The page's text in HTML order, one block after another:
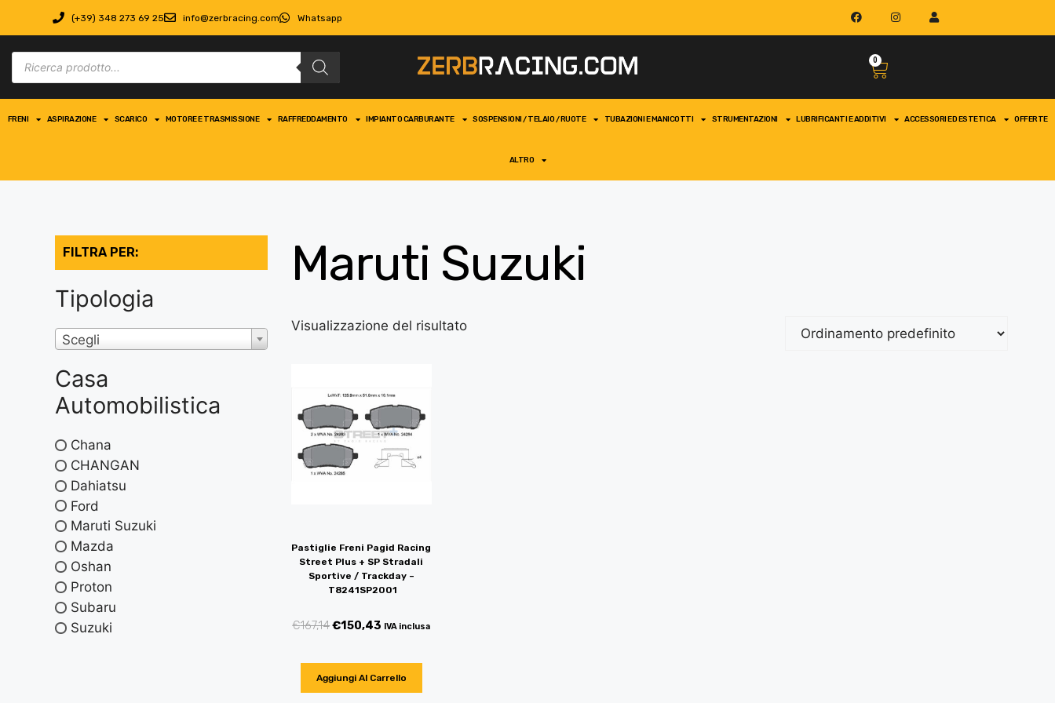
(+39) 348 273 69 25 info@zerbracing.com Whatsapp
0
FRENI ASPIRAZIONE SCARICO MOTORE E TRASMISSIONE RAFFREDDAMENTO IMPIANTO CARBURANTE SOSPENSIONI / TELAIO / RUOTE TUBAZIONI E MANICOTTI STRUMENTAZIONI LUBRIFICANTI E ADDITIVI ACCESSORI ED ESTETICA OFFERTE
ALTRO
FILTRA PER:
Tipologia
Scegli
Casa
Automobilistica
Chana
CHANGAN
Dahiatsu
Ford
Maruti Suzuki
Mazda
Oshan
Proton
Subaru
Suzuki
Maruti Suzuki
Visualizzazione del risultato
Pastiglie Freni Pagid Racing
Street Plus + SP Stradali
Sportive / Trackday –
T8241SP2001
€167,14€150,43 IVA inclusa
Aggiungi Al Carrello